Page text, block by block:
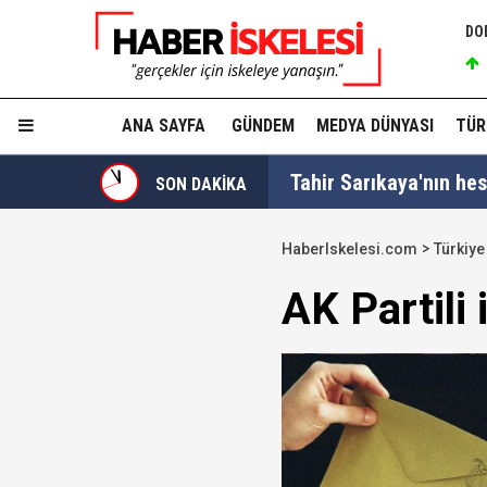
ANA SAYFA GÜNDEM MEDYA DÜNYASI
SON DAKİKA Tahir Sarıkaya'nın
Hakkında fezleke
Hangi suçlar kapsam
Trabzonspor, KAP'a
İzmir Büyükşehir
HaberIskelesi.com Türkiye
AK Partili